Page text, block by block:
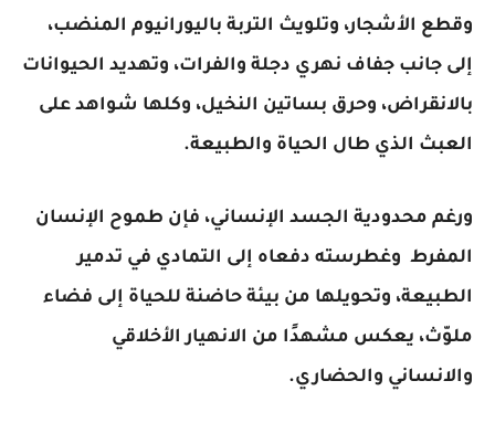
وقطع الأشجار، وتلويث التربة باليورانيوم المنضب،
إلى جانب جفاف نهري دجلة والفرات، وتهديد الحيوانات
بالانقراض، وحرق بساتين النخيل، وكلها شواهد على
العبث الذي طال الحياة والطبيعة.
ورغم محدودية الجسد الإنساني، فإن طموح الإنسان
المفرط وغطرسته دفعاه إلى التمادي في تدمير
الطبيعة، وتحويلها من بيئة حاضنة للحياة إلى فضاء
ملوّث، يعكس مشهدًا من الانهيار الأخلاقي
والانساني والحضاري.